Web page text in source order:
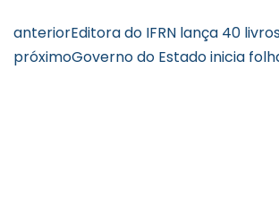
anteriorEditora do IFRN lança 40
próximoGoverno do Estado inicia